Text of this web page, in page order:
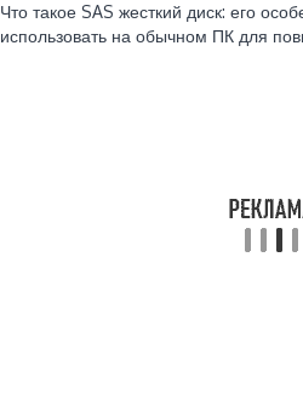
Что такое SAS жесткий диск: его
использовать на обычном ПК для